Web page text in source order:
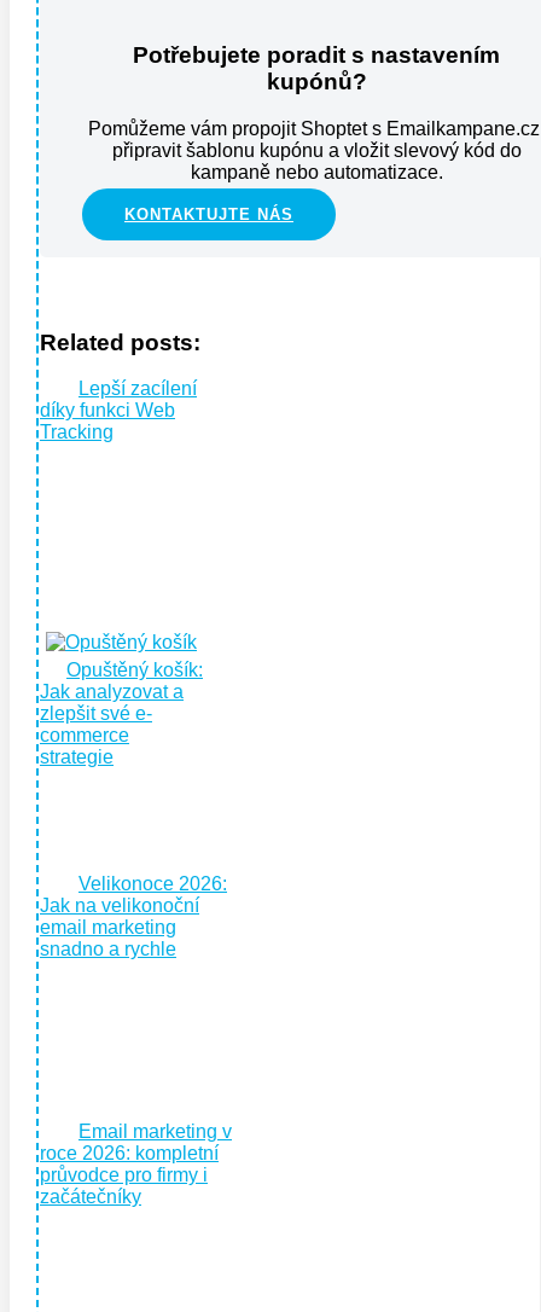
Potřebujete poradit s nastavením
kupónů?
Pomůžeme vám propojit Shoptet s
připravit šablonu kupónu a vložit slevový kód do
kampaně nebo automatizace.
KONTAKTUJTE NÁS
Related posts:
Lepší zacílení
díky funkci Web
Tracking
Opuštěný košík:
Jak analyzovat a
zlepšit své e-
commerce
strategie
Velikonoce 2026:
Jak na velikonoční
email marketing
snadno a rychle
Email marketing v
roce 2026: kompletní
průvodce pro firmy i
začátečníky